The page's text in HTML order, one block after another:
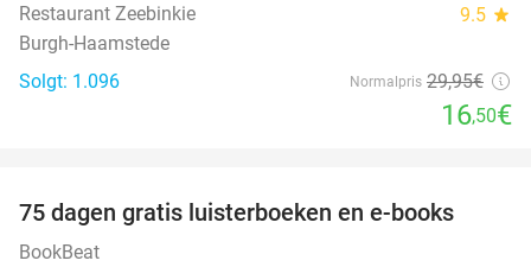
Restaurant Zeebinkie 9.5 star
Burgh-Haamstede
Solgt: 1.096
Normalpris 29,95€
16,50€
75 dagen gratis luisterboeken en e-books
BookBeat